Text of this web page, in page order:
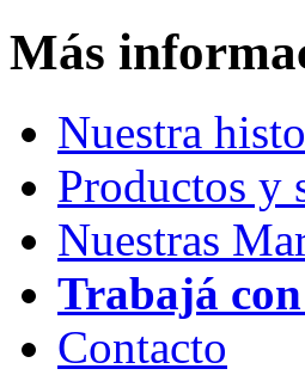
Más
Nuestra
Productos y
Nuestras
Trabajá
Contacto